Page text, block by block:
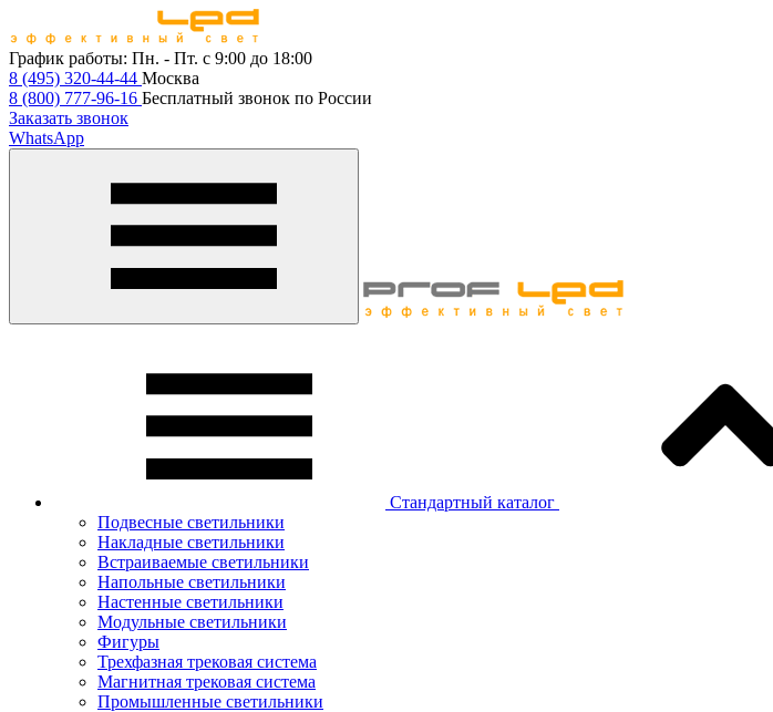
График работы: Пн. - Пт. с 9:00 до 18:00
8 (495) 320-44-44 Москва
8 (800) 777-96-16 Бесплатный звонок по России
Заказать звонок
WhatsApp
Стандартный каталог
Подвесные светильники
Накладные светильники
Встраиваемые светильники
Напольные светильники
Настенные светильники
Модульные светильники
Фигуры
Трехфазная трековая система
Магнитная трековая система
Промышленные светильники